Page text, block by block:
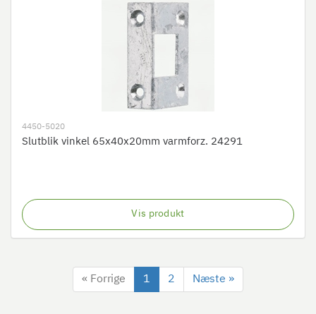
4450-5020
Slutblik vinkel 65x40x20mm varmforz. 24291
Vis produkt
« Forrige 1 2 Næste »